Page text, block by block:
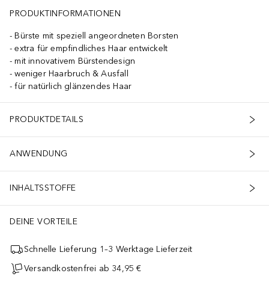
PRODUKTINFORMATIONEN
Bürste mit speziell angeordneten Borsten
extra für empfindliches Haar entwickelt
mit innovativem Bürstendesign
weniger Haarbruch & Ausfall
für natürlich glänzendes Haar
PRODUKTDETAILS
ANWENDUNG
INHALTSSTOFFE
DEINE VORTEILE
Schnelle Lieferung 1–3 Werktage Lieferzeit
Versandkostenfrei ab 34,95 €